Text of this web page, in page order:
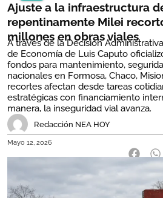
Ajuste a la infraestructura
repentinamente Milei
millones en obras viales
A través de la Decisión
de Economía de Luis Caputo
fondos para mantenimiento,
nacionales en Formosa, Chaco,
recortes afectan desde tareas
estratégicas con financiamiento
manera, la inseguridad vial avanza.
Redacción NEA HOY
Mayo 12, 2026